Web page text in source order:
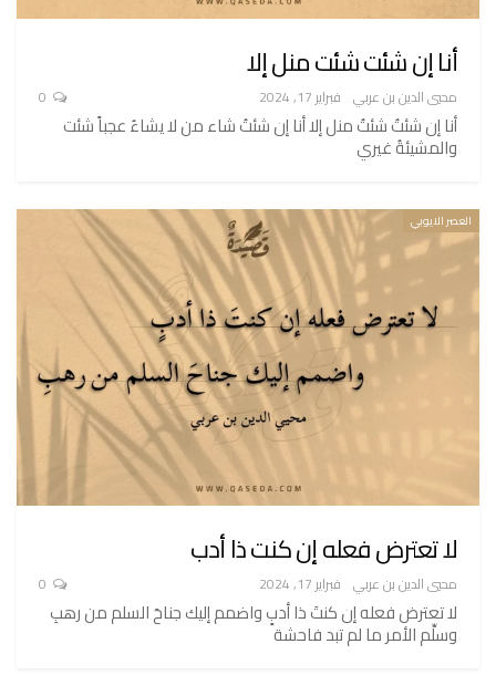
أنا إن شئت شئت منل إلا
محيي الدين بن عربي فبراير 17, 2024
أنا إن شئتُ شئتُ منل إلا أنا إن شئتُ شاء من لا يشاءُ عجباً شئت
والمشيئةُ غيري
العصر الايوبي
لا تعترض فعله إن كنت ذا أدب
محيي الدين بن عربي فبراير 17, 2024
لا تعترض فعله إن كنتَ ذا أدبٍ واضمم إليك جناحَ السلم من رهبِ
وسلِّم الأمر ما لم تبد فاحشة